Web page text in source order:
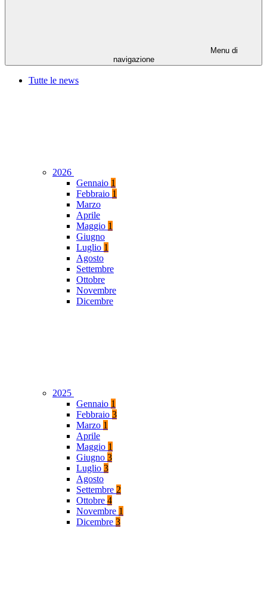
Menu di
navigazione
Tutte le news
2026
Gennaio 1
Febbraio 1
Marzo
Aprile
Maggio 1
Giugno
Luglio 1
Agosto
Settembre
Ottobre
Novembre
Dicembre
2025
Gennaio 1
Febbraio 3
Marzo 1
Aprile
Maggio 1
Giugno 3
Luglio 3
Agosto
Settembre 2
Ottobre 4
Novembre 1
Dicembre 3